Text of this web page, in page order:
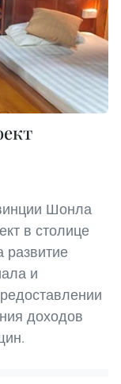
Шонла
в столице
развитие
и
доходов